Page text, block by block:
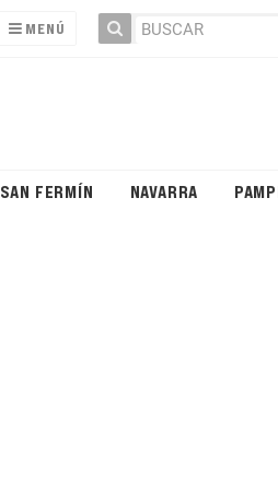
MENÚ
SAN FERMÍN NAVARRA